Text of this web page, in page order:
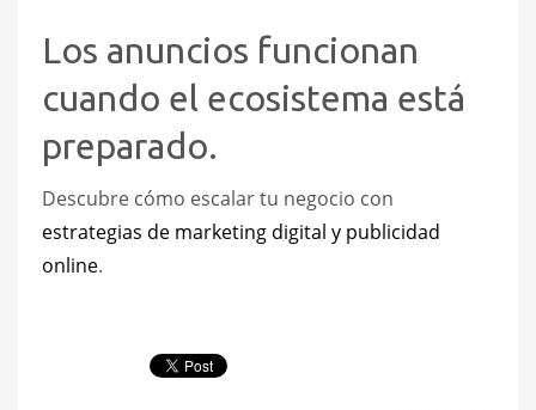
Los anuncios funcionan
cuando el ecosistema está
preparado.
Descubre cómo escalar tu negocio con
estrategias de marketing digital y publicidad
online.